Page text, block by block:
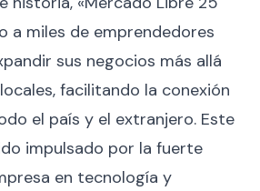
a miles de emprendedores
sus negocios más allá
facilitando la conexión
el país y el extranjero. Este
impulsado por la fuerte
en tecnología y